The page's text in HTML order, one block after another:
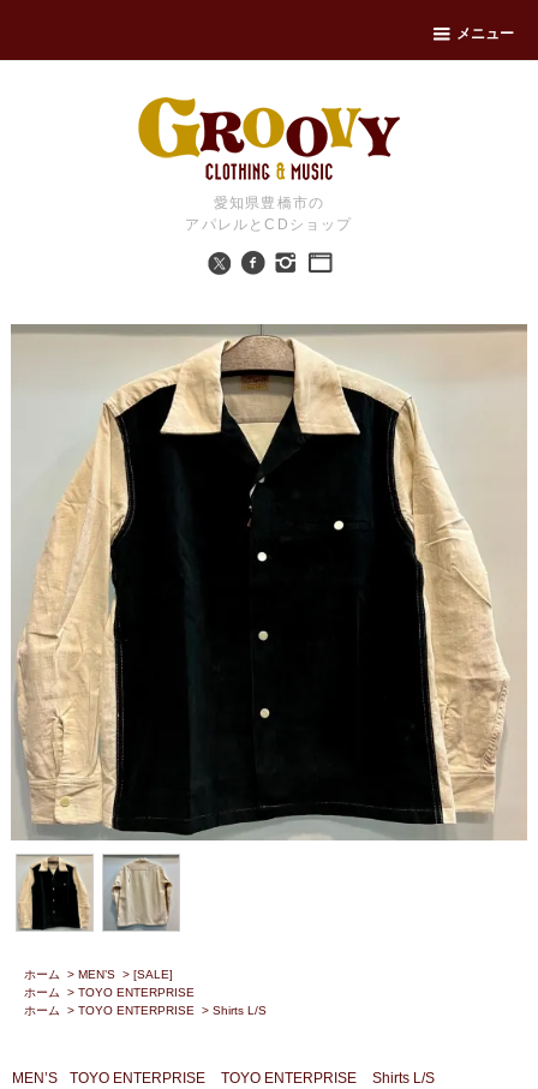
メニュー
愛知県豊橋市の
アパレルとCDショップ
ホーム > MEN’S > [SALE]
ホーム
> TOYO ENTERPRISE
ホーム
> TOYO ENTERPRISE > Shirts L/S
MEN’S TOYO ENTERPRISE TOYO ENTERPRISE Shirts L/S